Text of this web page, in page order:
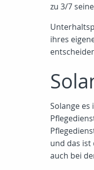
zu 3/7
ihres
Solange
und das ist
auch bei